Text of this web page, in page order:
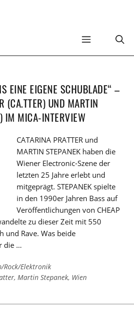
MENÜ
EINE EIGENE SCHUBLADE“ –
(CA.TTER) UND MARTIN
IM MICA-INTERVIEW
CATARINA PRATTER und
MARTIN STEPANEK haben die
Wiener Electronic-Szene der
letzten 25 Jahre erlebt und
mitgeprägt. STEPANEK spielte
in den 1990er Jahren Bass auf
Veröffentlichungen von CHEAP
zu dieser Zeit mit 550
und Rave. Was beide
die …
Rock/Elektronik
, Martin Stepanek, Wien